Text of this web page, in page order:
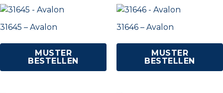
31645 – Avalon
MUSTER
BESTELLEN
31646 – Avalon
MUSTER
BESTELLEN